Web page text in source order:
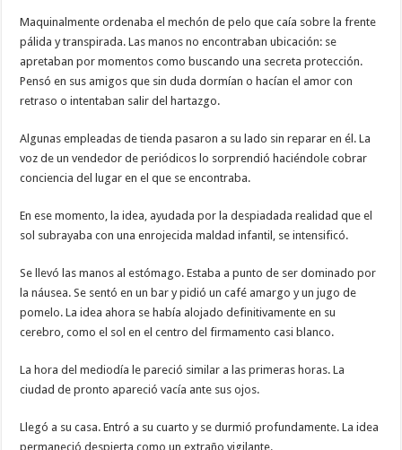
Maquinalmente ordenaba el mechón de pelo que caía sobre la frente
pálida y transpirada. Las manos no encontraban ubicación: se
apretaban por momentos como buscando una secreta protección.
Pensó en sus amigos que sin duda dormían o hacían el amor con
retraso o intentaban salir del hartazgo.
Algunas empleadas de tienda pasaron a su lado sin reparar en él. La
voz de un vendedor de periódicos lo sorprendió haciéndole cobrar
conciencia del lugar en el que se encontraba.
En ese momento, la idea, ayudada por la despiadada realidad que el
sol subrayaba con una enrojecida maldad infantil, se intensificó.
Se llevó las manos al estómago. Estaba a punto de ser dominado por
la náusea. Se sentó en un bar y pidió un café amargo y un jugo de
pomelo. La idea ahora se había alojado definitivamente en su
cerebro, como el sol en el centro del firmamento casi blanco.
La hora del mediodía le pareció similar a las primeras horas. La
ciudad de pronto apareció vacía ante sus ojos.
Llegó a su casa. Entró a su cuarto y se durmió profundamente. La idea
permaneció despierta como un extraño vigilante.